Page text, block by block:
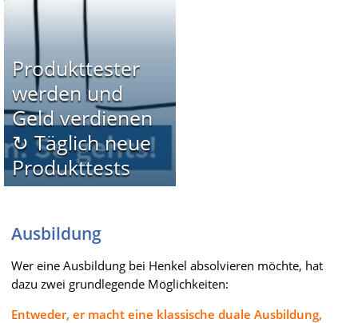
Produkttester
werden und
Geld verdienen
↻ Täglich neue
Produkttests
Ausbildung
Wer eine Ausbildung bei Henkel absolvieren möchte, hat
dazu zwei grundlegende Möglichkeiten:
Entweder, er macht eine klassische duale Ausbildung,